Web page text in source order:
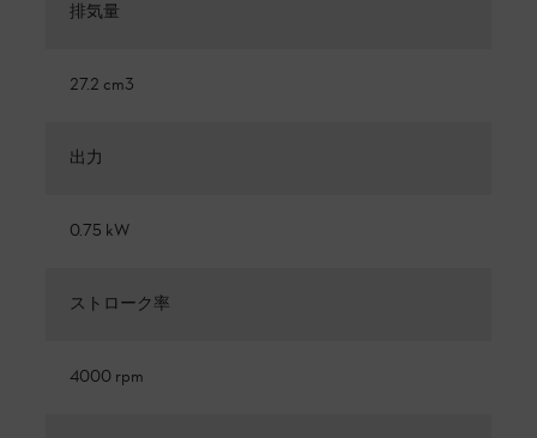
排気量
27.2 cm3
出力
0.75 kW
ストローク率
4000 rpm